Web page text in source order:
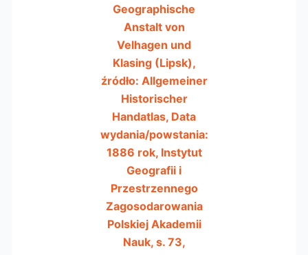
Geographische
Anstalt von
Velhagen und
Klasing (Lipsk),
źródło: Allgemeiner
Historischer
Handatlas, Data
wydania/powstania:
1886 rok, Instytut
Geografii i
Przestrzennego
Zagosodarowania
Polskiej Akademii
Nauk, s. 73,